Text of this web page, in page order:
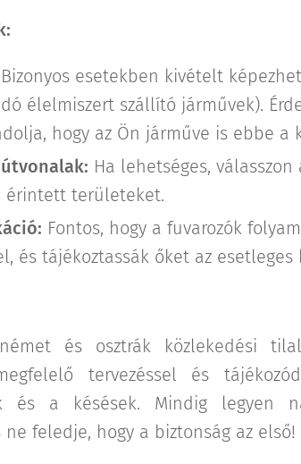
Bizonyos esetekben kivételt
élelmiszert szállító járművek).
hogy az Ön járműve is ebbe a
Ha lehetséges,
területeket.
Fontos, hogy a fuvarozók
és tájékoztassák őket az esetleges
és osztrák közlekedési
tervezéssel és
és a késések. Mindig legyen
feledje, hogy a biztonság az első!